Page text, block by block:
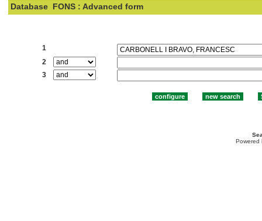
Database FONS : Advanced form
1
2
3
Powered